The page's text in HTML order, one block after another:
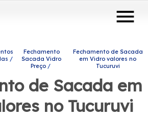
menu
Fechamento
Sacada Vidro
Preço
Fechamento de Sacada
em Vidro valores no
Tucuruvi
de Sacada em
no Tucuruvi